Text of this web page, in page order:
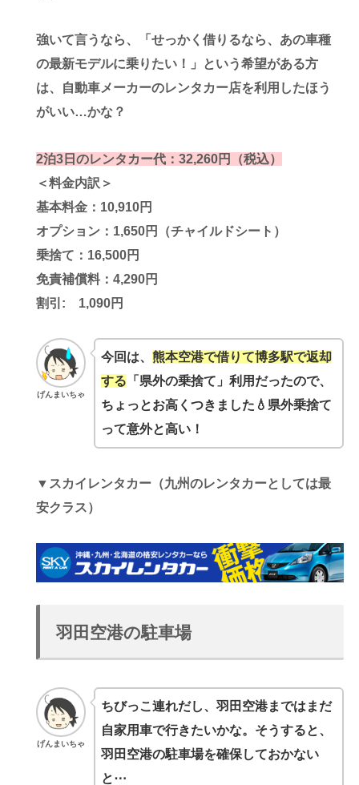
強いて言うなら、「せっかく借りるなら、あの車種
の最新モデルに乗りたい！」という希望がある方
は、自動車メーカーのレンタカー店を利用したほう
がいい…かな？
2泊3日のレンタカー代：32,260円（税込）
＜料金内訳＞
基本料金：10,910円
オプション：1,650円（チャイルドシート）
乗捨て：16,500円
免責補償料：4,290円
割引: 1,090円
げんまいちゃ
今回は、 熊本空港で借りて博多駅で返却
する 「県外の乗捨て」利用だったので、
ちょっとお高くつきました💧 県外乗捨て
って意外と高い！
▼スカイレンタカー（九州のレンタカーとしては最
安クラス）
羽田空港の駐車場
げんまいちゃ
ちびっこ連れだし、羽田空港まではまだ
自家用車で行きたいかな。そうすると、
羽田空港の駐車場を確保しておかない
と⋯